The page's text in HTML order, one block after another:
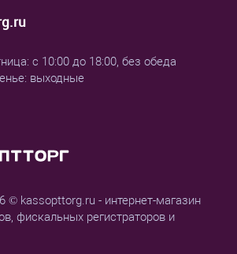
© kassopttorg.ru - интернет-магазин
фискальных регистраторов и
с 10:00 до 18:00, без обеда
выходные